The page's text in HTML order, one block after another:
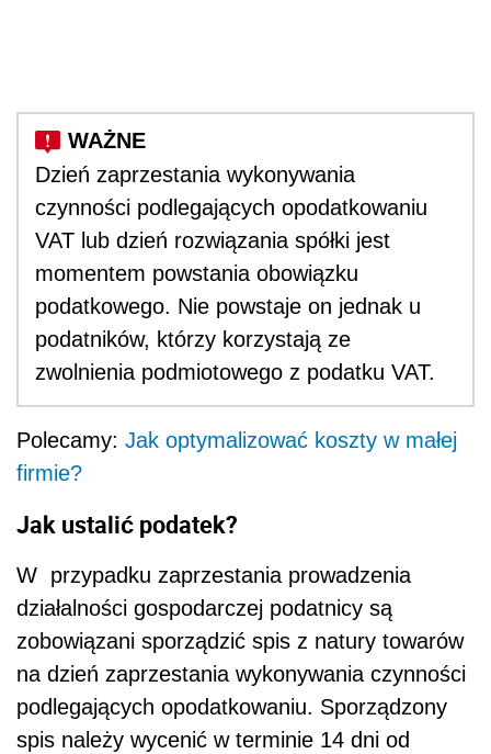
Dzień zaprzestania wykonywania
czynności podlegających opodatkowaniu
VAT lub dzień rozwiązania spółki jest
momentem powstania obowiązku
podatkowego. Nie powstaje on jednak u
podatników, którzy korzystają ze
zwolnienia podmiotowego z podatku VAT.
Polecamy: Jak optymalizować koszty w małej
firmie?
Jak ustalić podatek?
W przypadku zaprzestania prowadzenia
działalności gospodarczej podatnicy są
zobowiązani sporządzić spis z natury towarów
na dzień zaprzestania wykonywania czynności
podlegających opodatkowaniu. Sporządzony
spis należy wycenić w terminie 14 dni od